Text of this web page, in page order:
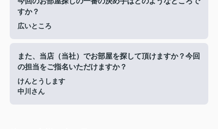
すか？
広いところ
また、当店（当社）でお部屋を探して頂けますか？今回
の担当をご指名いただけますか？
けんとうします
中川さん